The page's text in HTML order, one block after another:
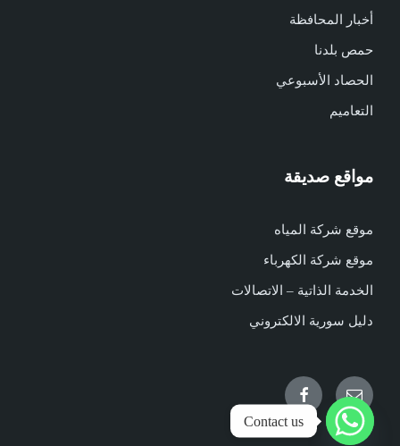
أخبار المحافظة
حمص بلدنا
الحصاد الأسبوعي
التعاميم
مواقع صديقة
موقع شركة المياه
موقع شركة الكهرباء
الخدمة الذاتية – الاتصالات
دليل سورية الالكتروني
Email
Facebook
Contact us